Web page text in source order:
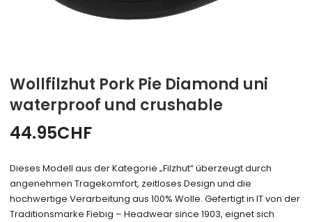
Wollfilzhut Pork Pie Diamond uni
waterproof und crushable
44.95CHF
Dieses Modell aus der Kategorie „Filzhut“ überzeugt durch
angenehmen Tragekomfort, zeitloses Design und die
hochwertige Verarbeitung aus 100% Wolle. Gefertigt in IT von der
Traditionsmarke Fiebig – Headwear since 1903, eignet sich